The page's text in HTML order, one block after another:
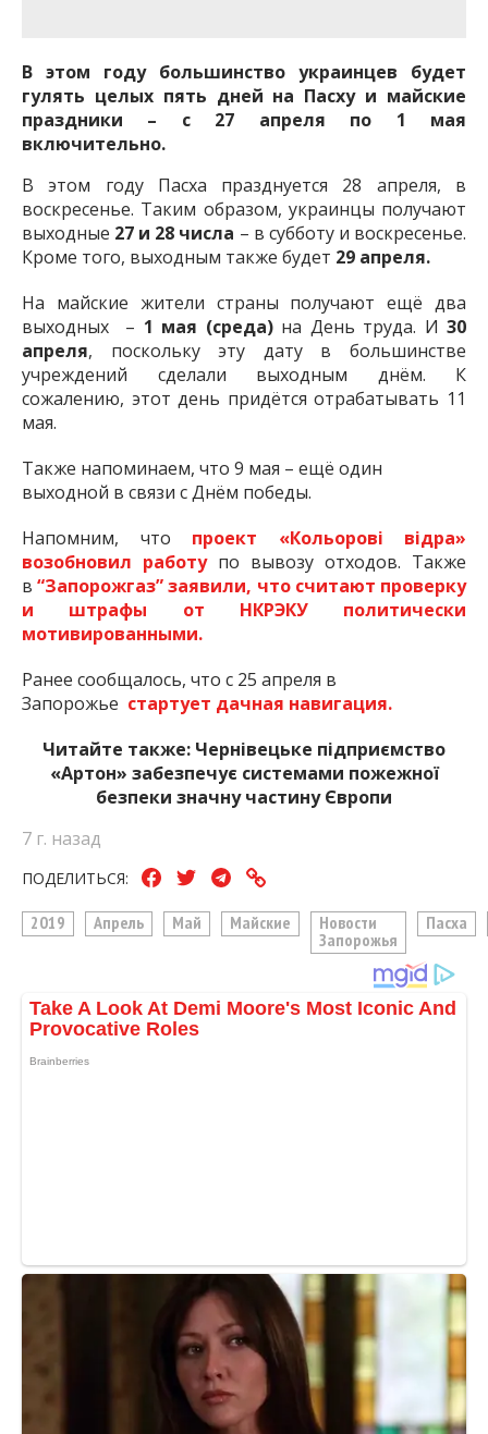
В этом году большинство украинцев будет
гулять целых пять дней на Пасху и майские
праздники – с 27 апреля по 1 мая
включительно.
В этом году Пасха празднуется 28 апреля, в
воскресенье. Таким образом, украинцы получают
выходные 27 и 28 числа – в субботу и воскресенье.
Кроме того, выходным также будет 29 апреля.
На майские жители страны получают ещё два
выходных – 1 мая (среда)на День труда. И 30
апреля, поскольку эту дату в большинстве
учреждений сделали выходным днём. К
сожалению, этот день придётся отрабатывать 11
мая.
Также напоминаем, что 9 мая – ещё один
выходной в связи с Днём победы.
Напомним, что проект «Кольорові відра»
возобновил работупо вывозу отходов. Также
в“Запорожгаз” заявили, что считают проверку
и штрафы от НКРЭКУ политически
мотивированными.
Ранее сообщалось, что с 25 апреля в
Запорожье стартует дачная навигация.
Читайте также: Чернівецьке підприємство
«Артон» забезпечує системами пожежної
безпеки значну частину Європи
7 г. назад
ПОДЕЛИТЬСЯ:
2019 Апрель Май Майские
Новости
Запорожья
Пасха